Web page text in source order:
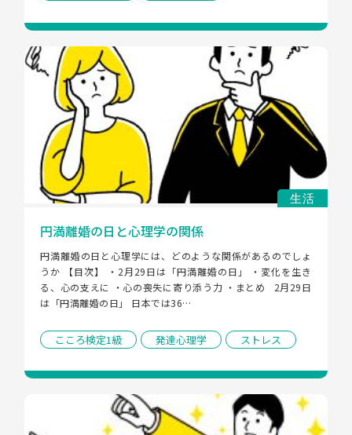
生活
円満離婚の日と心理学の関係
円満離婚の日と心理学には、どのような関係があるのでしょ
うか 【目次】 ・2月29日は「円満離婚の日」 ・変化を生き
る、心の支えに ・心の喪失に寄り添う力 ・まとめ   2月29日
は「円満離婚の日」 日本では36…
こころ検定1級 発達心理学 ストレス